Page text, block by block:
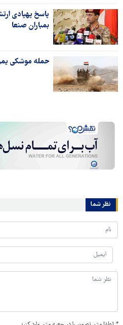
پاسخ پهپادی
بمباران صنعا
حمله موشکی
نظر شما